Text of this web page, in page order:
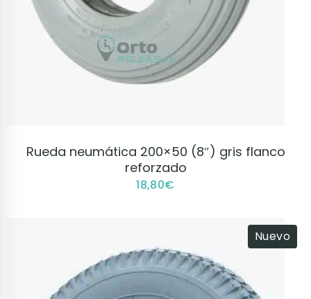
VER PRODUCTO
Rueda neumática 200×50 (8″) gris flanco
reforzado
18,80€
Nuevo